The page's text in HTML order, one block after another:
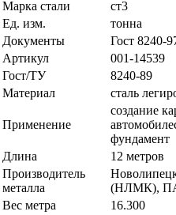
Марка стали
ст3
Ед. изм.
тонна
Документы
Гост 8240-
Артикул
001-14539
Гост/ТУ
8240-89
Материал
сталь
Применение
создание
фундамент
Длина
12 метров
Производитель
металла
(НЛМК),
Вес метра
16.300